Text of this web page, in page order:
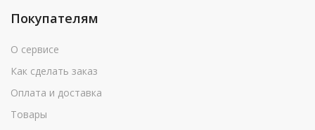
Покупателям
О сервисе
Как сделать заказ
Оплата и доставка
Товары